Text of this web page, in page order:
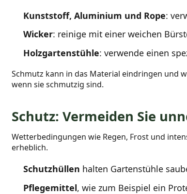
Kunststoff, Aluminium und Rope:
Wicker: reinige mit einer weichen
Holzgartenstühle: verwende einen
Schmutz kann in das Material eindringen und
wenn sie schmutzig sind.
Schutz: Vermeiden Sie
Wetterbedingungen wie Regen, Frost und
erheblich.
Schutzhüllen halten Gartenstühle
Pflegemittel, wie zum Beispiel ein